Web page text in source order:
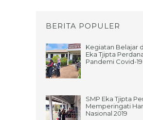
BERITA POPULER
Kegiatan Belajar
Eka Tjipta
Pandemi Covid-19
SMP Eka Tjipta
Memperingati
Nasional 2019